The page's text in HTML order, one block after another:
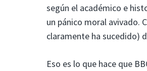
según el académico e
un pánico moral avivado.
claramente ha sucedido)
Eso es lo que hace que